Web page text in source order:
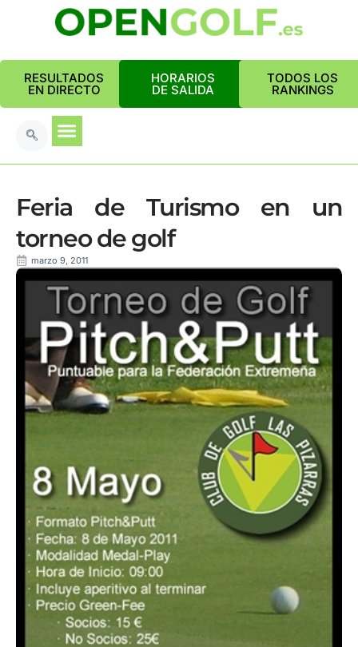
RESULTADOS
EN DIRECTO
HORARIOS
DE SALIDA
TODOS LOS
RANKINGS
Feria de Turismo en un
torneo de golf
marzo 9, 2011